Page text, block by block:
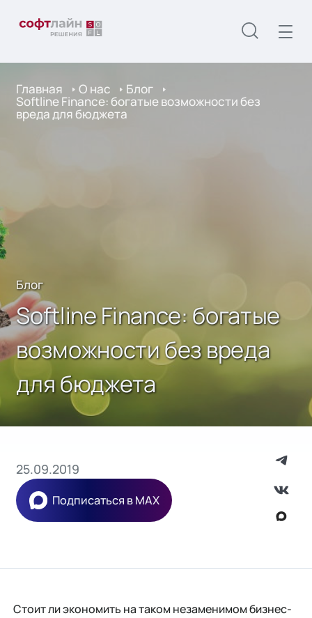
Главная О нас Блог
Softline Finance: богатые возможности без
вреда для бюджета
Блог
Softline Finance: богатые
возможности без вреда
для бюджета
25.09.2019
Подписаться в MAX
Стоит ли экономить на таком незаменимом бизнес-